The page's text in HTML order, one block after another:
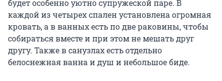
будет особенно уютно супружеской паре. В
каждой из четырех спален установлена огромная
кровать, а в ванных есть по две раковины, чтобы
собираться вместе и при этом не мешать друг
другу. Также в санузлах есть отдельно
белоснежная ванна и душ и небольшое биде.